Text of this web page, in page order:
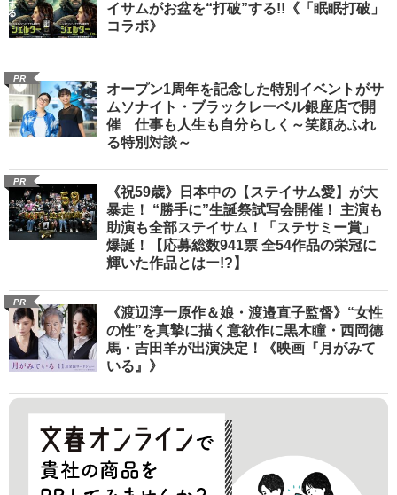
イサムがお盆を“打破”する!!《「眠眠打破」
コラボ》
PR
オープン1周年を記念した特別イベントがサ
ムソナイト・ブラックレーベル銀座店で開
催 仕事も人生も自分らしく～笑顔あふれ
る特別対談～
PR
《祝59歳》日本中の【ステイサム愛】が大
暴走！ “勝手に”生誕祭試写会開催！ 主演も
助演も全部ステイサム！「ステサミー賞」
爆誕！【応募総数941票 全54作品の栄冠に
輝いた作品とはー!?】
PR
《渡辺淳一原作＆娘・渡邉直子監督》“女性
の性”を真摯に描く意欲作に黒木瞳・西岡德
馬・吉田羊が出演決定！《映画『月がみて
いる』》